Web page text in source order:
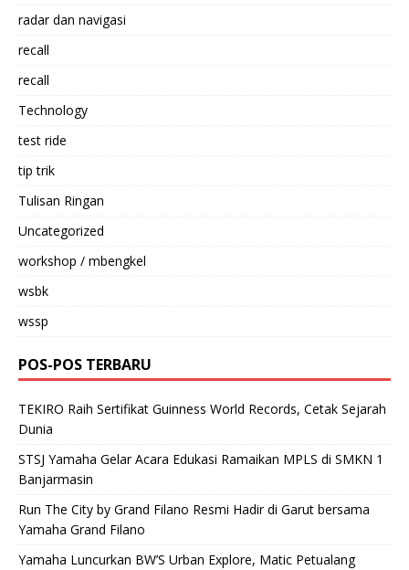
radar dan navigasi
recall
recall
Technology
test ride
tip trik
Tulisan Ringan
Uncategorized
workshop / mbengkel
wsbk
wssp
POS-POS TERBARU
TEKIRO Raih Sertifikat Guinness World Records, Cetak Sejarah
Dunia
STSJ Yamaha Gelar Acara Edukasi Ramaikan MPLS di SMKN 1
Banjarmasin
Run The City by Grand Filano Resmi Hadir di Garut bersama
Yamaha Grand Filano
Yamaha Luncurkan BW’S Urban Explore, Matic Petualang